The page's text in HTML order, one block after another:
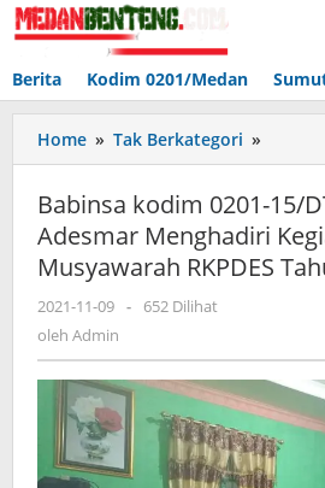
Lewati
ke
Berita Kodim 0201/Medan
Home » Tak Berkategori »
kodim
15/DT
Serda
Tahun
2022
Babinsa kodim 0201-15/
Adesmar Menghadiri
Musyawarah RKPDES
2021-11-09 oleh
-
652 Dilihat
oleh Admin